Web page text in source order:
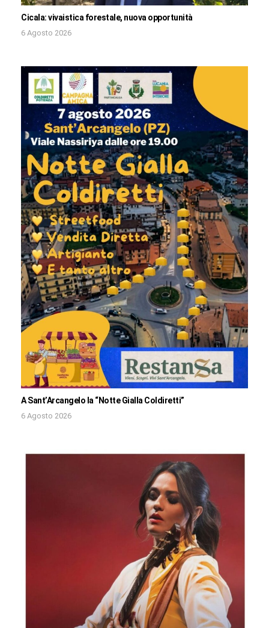
Cicala: vivaistica forestale, nuova opportunità
6 Agosto 2026
A Sant’Arcangelo la “Notte Gialla Coldiretti”
6 Agosto 2026